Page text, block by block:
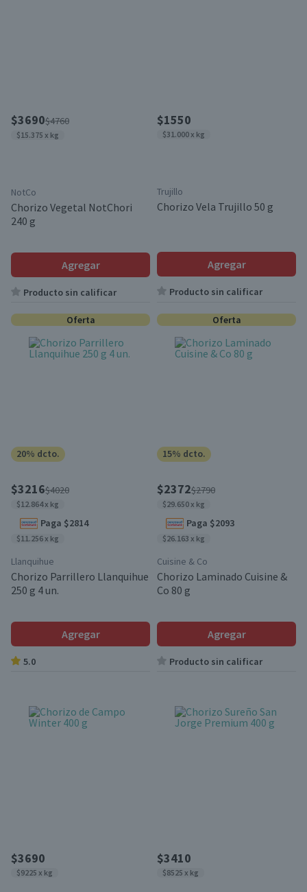
$3690$4760
$15.375 x kg
NotCo
Chorizo Vegetal NotChori
240 g
Agregar
Producto sin calificar
$1550
$31.000 x kg
Trujillo
Chorizo Vela Trujillo 50 g
Agregar
Producto sin calificar
Oferta
20% dcto.
$3216$4020
$12.864 x kg
Paga $2814
$11.256 x kg
Llanquihue
Chorizo Parrillero Llanquihue
250 g 4 un.
Agregar
5.0
Oferta
15% dcto.
$2372$2790
$29.650 x kg
Paga $2093
$26.163 x kg
Cuisine & Co
Chorizo Laminado Cuisine &
Co 80 g
Agregar
Producto sin calificar
$3690
$9225 x kg
$3410
$8525 x kg